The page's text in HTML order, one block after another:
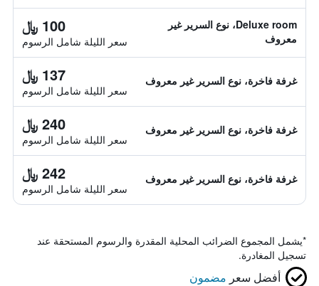
Deluxe room، نوع السرير غير
معروف
100 ﷼
سعر الليلة شامل الرسوم
غرفة فاخرة، نوع السرير غير معروف 137 ﷼
سعر الليلة شامل الرسوم
غرفة فاخرة، نوع السرير غير معروف 240 ﷼
سعر الليلة شامل الرسوم
غرفة فاخرة، نوع السرير غير معروف 242 ﷼
سعر الليلة شامل الرسوم
*يشمل المجموع الضرائب المحلية المقدرة والرسوم المستحقة عند
تسجيل المغادرة.
أفضل سعر مضمون